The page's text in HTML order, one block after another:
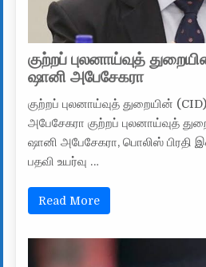
குற்றப் புலனாய்வுத்
ஷானி அபேசேகரா
குற்றப் புலனாய்வுத் துறையின்
அபேசேகரா குற்றப் புலனாய்வுத்
ஷானி அபேசேகரா, பொலிஸ்
பதவி உயர்வு …
Read More